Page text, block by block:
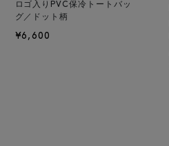
ロゴ入りPVC保冷トートバッ
グ／ドット柄
¥6,600